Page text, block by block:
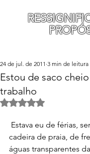
Estou de saco
trabalho
24 de jul. de 2011 3 min de leitura
Avaliado com NaN de
cadeira de praia, de
águas transparentes